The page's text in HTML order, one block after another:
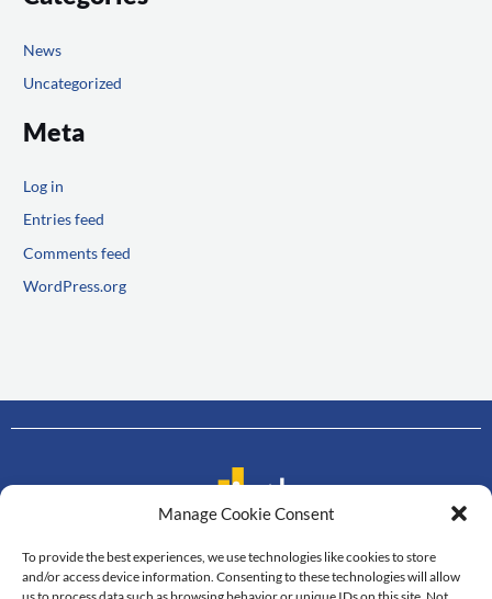
Manage Cookie Consent
To provide the best experiences, we use technologies like cookies to store
and/or access device information. Consenting to these technologies will allow
News
Uncategorized
Meta
Log in
Entries feed
Comments feed
WordPress.org
Contact us